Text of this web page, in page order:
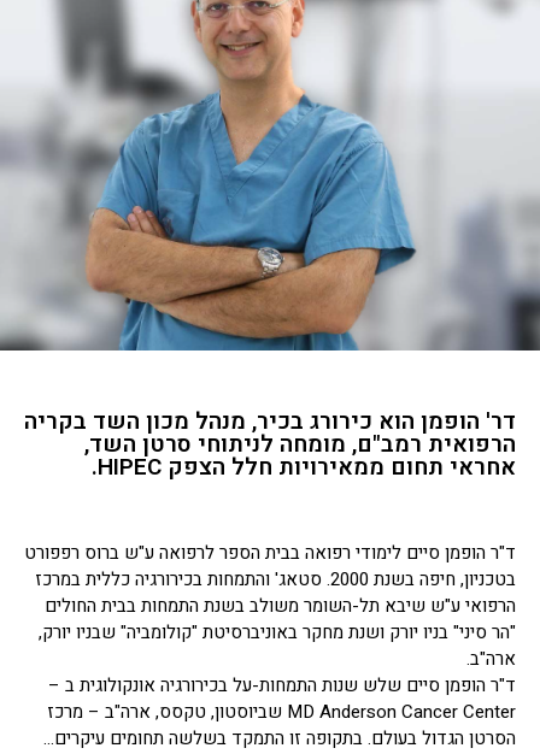
דר' הופמן הוא כירורג בכיר, מנהל מכון השד בקריה
הרפואית רמב"ם, מומחה לניתוחי סרטן השד,
אחראי תחום ממאירויות חלל הצפק HIPEC.
ד"ר הופמן סיים לימודי רפואה בבית הספר לרפואה ע"ש ברוס רפפורט
בטכניון, חיפה בשנת 2000. סטאג' והתמחות בכירורגיה כללית במרכז
הרפואי ע"ש שיבא תל-השומר משולב בשנת התמחות בבית החולים
"הר סיני" בניו יורק ושנת מחקר באוניברסיטת "קולומביה" שבניו יורק,
ארה"ב.
ד"ר הופמן סיים שלש שנות התמחות-על בכירורגיה אונקולוגית ב –
MD Anderson Cancer Center שביוסטון, טקסס, ארה"ב – מרכז
הסרטן הגדול בעולם. בתקופה זו התמקד בשלשה תחומים עיקרים…